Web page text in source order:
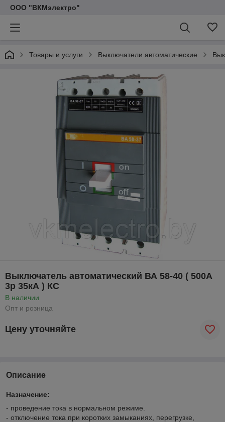
ООО "ВКМэлектро"
Товары и услуги Выключатели автоматические
Выключатель автоматический ВА 58-40 ( 500А
3р 35кА ) КС
В наличии
Опт и розница
Цену уточняйте
Описание
Назначение:
- проведение тока в нормальном режиме.
- отключение тока при коротких замыканиях, перегрузке,